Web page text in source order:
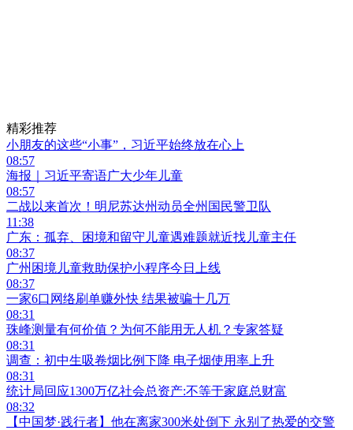
精彩推荐
小朋友的这些“小事”，习近平始终放在心上
08:57
海报｜习近平寄语广大少年儿童
08:57
二战以来首次！明尼苏达州动员全州国民警卫队
11:38
广东：孤弃、困境和留守儿童遇难题就近找儿童主任
08:37
广州困境儿童救助保护小程序今日上线
08:37
一家6口网络刷单赚外快 结果被骗十几万
08:31
珠峰测量有何价值？为何不能用无人机？专家答疑
08:31
调查：初中生吸卷烟比例下降 电子烟使用率上升
08:31
统计局回应1300万亿社会总资产:不等于家庭总财富
08:32
【中国梦·践行者】他在离家300米处倒下 永别了热爱的交警